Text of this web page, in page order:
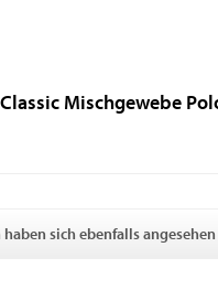
Mischgewebe
haben sich ebenfalls angesehen